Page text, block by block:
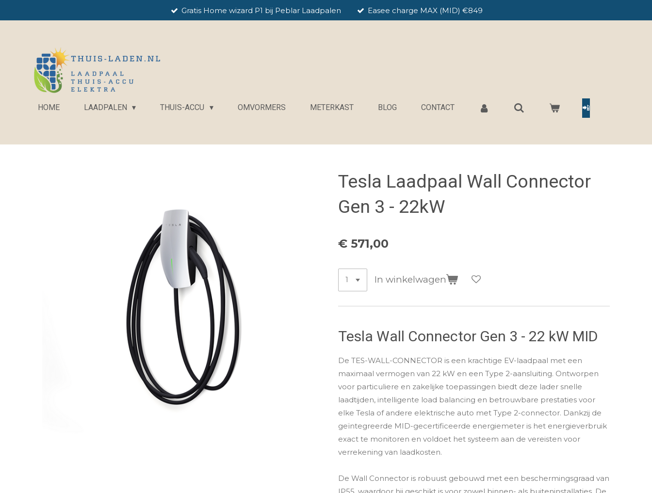
hoofdinhoud
Gratis Home wizard P1 bij Peblar Laadpalen Easee charge MAX (MID) €849
HOME LAADPALEN THUIS-ACCU OMVORMERS METERKAST BLOG CONTACT 📲
Tesla Laadpaal Wall Connector
Gen 3 - 22kW
€ 571,00
In winkelwagen
Tesla Wall Connector Gen 3 - 22 kW MID
De TES-WALL-CONNECTOR is een krachtige EV-laadpaal met een
maximaal vermogen van 22 kW en een Type 2-aansluiting. Ontworpen
voor particuliere en zakelijke toepassingen biedt deze lader snelle
laadtijden, intelligente load balancing en betrouwbare prestaties voor
elke Tesla of andere elektrische auto met Type 2-connector. Dankzij de
geïntegreerde MID-gecertificeerde energiemeter is het energieverbruik
exact te monitoren en voldoet het systeem aan de vereisten voor
verrekening van laadkosten.
De Wall Connector is robuust gebouwd met een beschermingsgraad van